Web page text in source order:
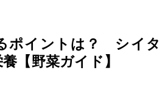
ポイントは？ シイタ
【野菜ガイド】